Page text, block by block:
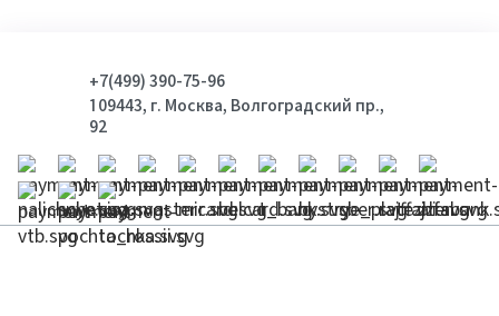
+7(499) 390-75-96
109443, г. Москва, Волгоградский пр.,
92